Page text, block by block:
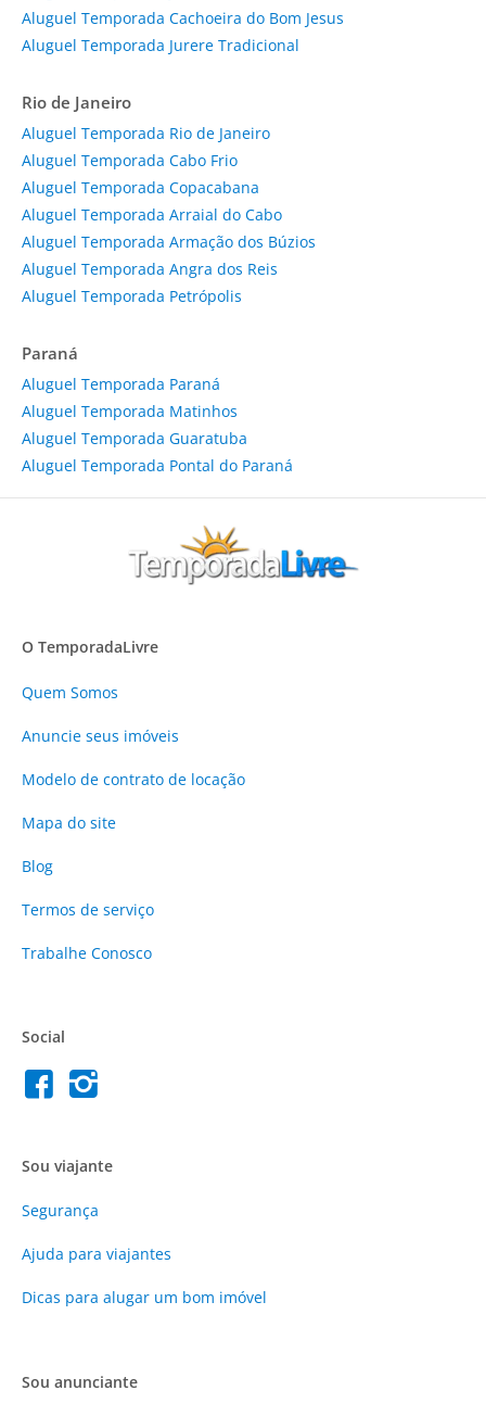
Aluguel Temporada Cachoeira do Bom Jesus
Aluguel Temporada Jurere Tradicional
Rio de Janeiro
Aluguel Temporada Rio de Janeiro
Aluguel Temporada Cabo Frio
Aluguel Temporada Copacabana
Aluguel Temporada Arraial do Cabo
Aluguel Temporada Armação dos Búzios
Aluguel Temporada Angra dos Reis
Aluguel Temporada Petrópolis
Paraná
Aluguel Temporada Paraná
Aluguel Temporada Matinhos
Aluguel Temporada Guaratuba
Aluguel Temporada Pontal do Paraná
O TemporadaLivre
Quem Somos
Anuncie seus imóveis
Modelo de contrato de locação
Mapa do site
Blog
Termos de serviço
Trabalhe Conosco
Social
Sou viajante
Segurança
Ajuda para viajantes
Dicas para alugar um bom imóvel
Sou anunciante